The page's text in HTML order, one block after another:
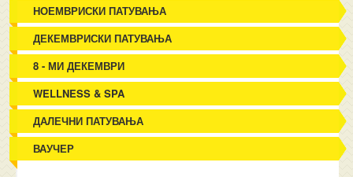
НОЕМВРИСКИ ПАТУВАЊА
ДЕКЕМВРИСКИ ПАТУВАЊА
8 - МИ ДЕКЕМВРИ
WELLNESS & SPA
ДАЛЕЧНИ ПАТУВАЊА
ВАУЧЕР